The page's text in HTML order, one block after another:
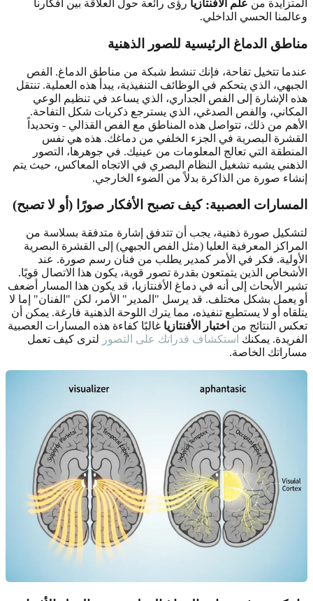
المتزايدة من علم الأفنتازيا رؤى رائعة حول العلاقة بين أفكارنا
وعالمنا الحسي الداخلي.
مناطق الدماغ الرئيسية للصور الذهنية
عندما تتخيل تفاحة، فإنك تنشط شبكة من مناطق الدماغ. الفص
الجبهي، الذي يتحكم في الوظائف التنفيذية، يبدأ هذه العملية. تنتقل
هذه الإشارة إلى الفص الجداري، الذي يساعد في تنظيم الوعي
المكاني، والفص الصدغي، الذي يسترجع ذكريات شكل التفاحة.
الأهم من ذلك، تتواصل هذه المناطق مع الفص القذالي - وتحديداً
القشرة البصرية في الجزء الخلفي من دماغك. هذه هي نفس
المنطقة التي تعالج المعلومات من عينيك. في جوهرها، التصور
الذهني يشبه تشغيل النظام البصري في الاتجاه المعاكس، حيث يتم
إنشاء صورة من الذاكرة بدلاً من الضوء الخارجي.
المسارات العصبية: كيف تصبح الأفكار صورًا (أو لا تصبح)
لتشكيل صورة ذهنية، يجب أن تتدفق إشارة متدفقة بسلاسة من
المراكز المعرفية العليا (مثل الفص الجبهي) إلى القشرة البصرية
الأولية. فكر في الأمر كمدير يطلب من فنان رسم صورة. عند
الأشخاص الذين يتمتعون بقدرة تصور قوية، يكون هذا الاتصال قويًا.
تشير الأبحاث إلى أنه في دماغ الأفنتازيا، قد يكون هذا المسار أضعف
أو يعمل بشكل مختلف. قد يرسل "المدير" الأمر، لكن "الفنان" إما لا
يتلقاه أو لا يستطيع تنفيذه، مما يترك اللوحة الذهنية فارغة. يمكن أن
تعكس النتائج من اختبار الأفنتازيا غالبًا كفاءة هذه المسارات العصبية
الفريدة. يمكنك استكشاف قدراتك على التصور لترى كيف تعمل
مساراتك الخاصة.